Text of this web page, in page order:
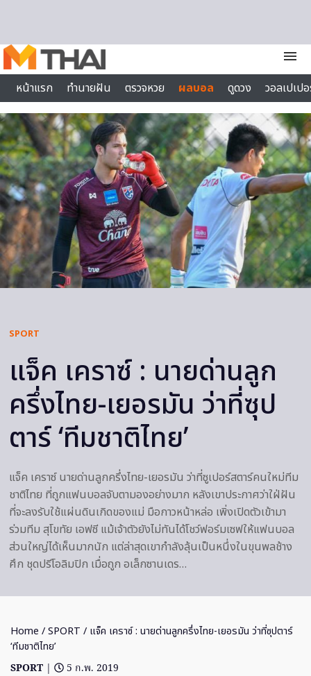
menu
หน้าแรก
ทำนายฝัน ตรวจหวย ผลบอล ดูดวง
วอลเปเป
ไลฟ์สไตล์
SPORT
แจ็ค เคราซ์ : นายด่านลูก
ครึ่งไทย-เยอรมัน ว่าที่ซุป
ตาร์ ‘ทีมชาติไทย’
แจ็ค เคราซ์ นายด่านลูกครึ่งไทย-เยอรมัน ว่าที่ซูเปอร์สตาร์คนใหม่ทีม
ชาติไทย ที่ถูกแฟนบอลจับตามองอย่างมาก หลังเขาประกาศว่าใฝ่ฝัน
ที่จะลงรับใช้แผ่นดินเกิดของแม่ มือกาวหน้าหล่อ เพิ่งเปิดตัวเข้ามา
ร่วมทีม สุโขทัย เอฟซี แม้เจ้าตัวยังไม่ทันได้โชว์ฟอร์มเซฟให้แฟนบอล
ส่วนใหญ่ได้เห็นมากนัก แต่ล่าสุดเขากำลังลุ้นเป็นหนึ่งในขุนพลช้าง
ศึก ชุดปรีโอลิมปิก เมื่อถูก อเล็กซานเดร…
Home /SPORT / แจ็ค เคราซ์ : นายด่านลูกครึ่งไทย-เยอรมัน ว่าที่ซุปตาร์
‘ทีมชาติไทย’
SPORT |
5 ก.พ. 2019